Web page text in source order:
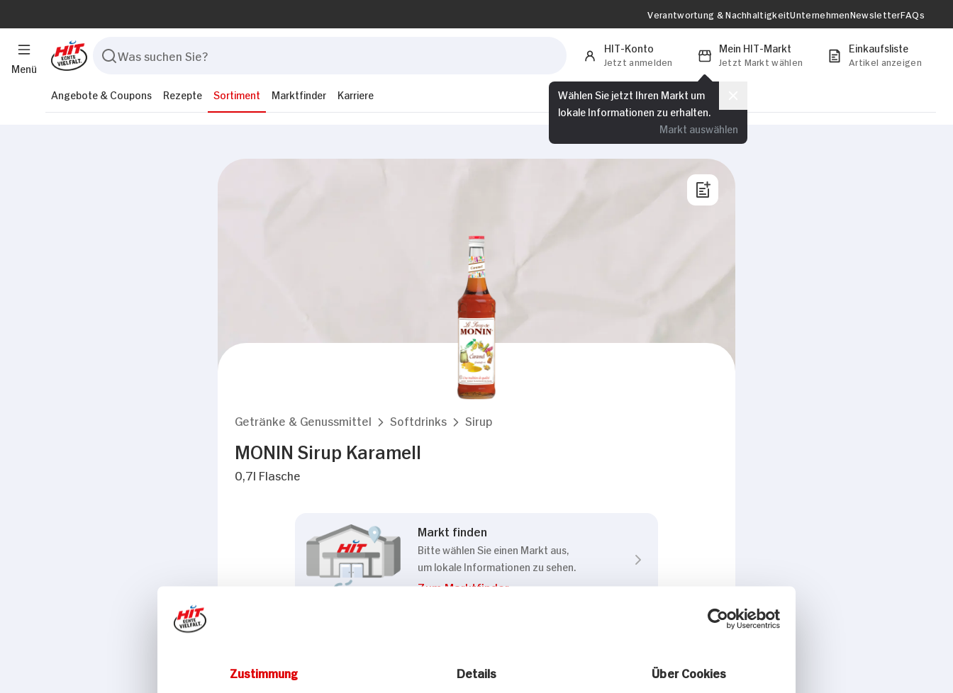
Zustimmung Details Über Cookies
Menü
Verantwortung & NachhaltigkeitUnternehmenNewsletterFAQs
HIT-Konto
Jetzt anmelden
Mein HIT-Markt
Jetzt Markt wählen
Wählen Sie jetzt Ihren Markt um
lokale Informationen zu erhalten.
Markt auswählen
Einkaufsliste
Artikel anzeigen
Angebote & Coupons Rezepte Sortiment Marktfinder Karriere
Getränke & Genussmittel Softdrinks Sirup
MONIN Sirup Karamell
0,7l Flasche
Markt finden
Bitte wählen Sie einen Markt aus,
um lokale Informationen zu sehen.
Zum Marktfinder
Vegan